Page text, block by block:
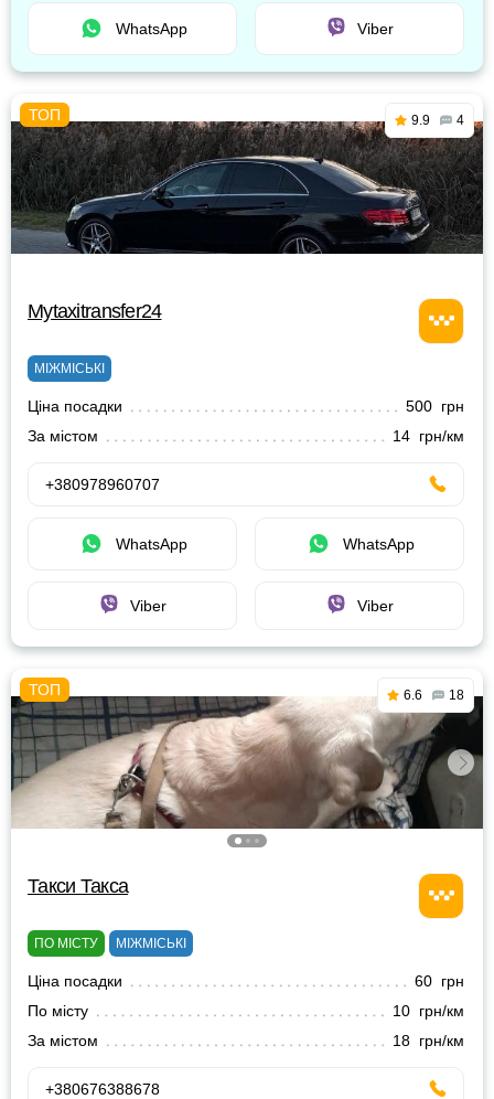
WhatsApp Viber
9.9 4
Mytaxitransfer24
МІЖМІСЬКІ
Ціна посадки
500 грн
За містом
14 грн/км
+380978960707
WhatsApp WhatsApp
Viber Viber
6.6 18
Такси Такса
ПО МІСТУ МІЖМІСЬКІ
Ціна посадки
60 грн
По місту
10 грн/км
За містом
18 грн/км
+380676388678